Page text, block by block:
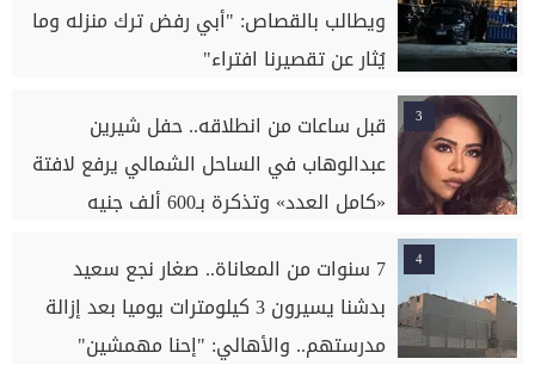
ويطالب بالقصاص: "أبي رفض ترك منزله وما
يُثار عن تقصيرنا افتراء"
3
قبل ساعات من انطلاقه.. حفل شيرين
عبدالوهاب في الساحل الشمالي يرفع لافتة
«كامل العدد» وتذكرة بـ600 ألف جنيه
4
7 سنوات من المعاناة.. صغار نجع سعيد
بدشنا يسيرون 3 كيلومترات يوميا بعد إزالة
مدرستهم.. والأهالي: "إحنا مهمشين"